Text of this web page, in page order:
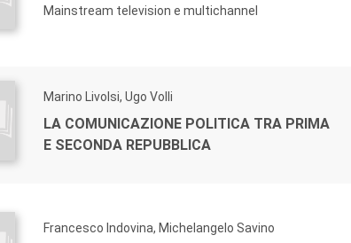
Mainstream television e multichannel
Marino Livolsi, Ugo Volli
LA COMUNICAZIONE POLITICA TRA PRIMA
E SECONDA REPUBBLICA
Francesco Indovina, Michelangelo Savino